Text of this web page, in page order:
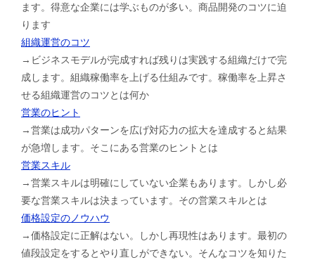
ます。得意な企業には学ぶものが多い。商品開発のコツに迫
ります
組織運営のコツ
→ビジネスモデルが完成すれば残りは実践する組織だけで完
成します。組織稼働率を上げる仕組みです。稼働率を上昇さ
せる組織運営のコツとは何か
営業のヒント
→営業は成功パターンを広げ対応力の拡大を達成すると結果
が急増します。そこにある営業のヒントとは
営業スキル
→営業スキルは明確にしていない企業もあります。しかし必
要な営業スキルは決まっています。その営業スキルとは
価格設定のノウハウ
→価格設定に正解はない。しかし再現性はあります。最初の
値段設定をするとやり直しができない。そんなコツを知りた